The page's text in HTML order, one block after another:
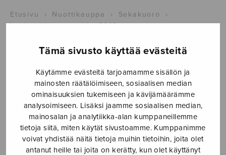
Tämä sivusto käyttää evästeitä
Käytämme evästeitä tarjoamamme sisällön ja
mainosten räätälöimiseen, sosiaalisen median
ominaisuuksien tukemiseen ja kävijämäärämme
analysoimiseen. Lisäksi jaamme sosiaalisen median,
mainosalan ja analytiikka-alan kumppaneillemme
tietoja siitä, miten käytät sivustoamme. Kumppanimme
voivat yhdistää näitä tietoja muihin tietoihin, joita olet
antanut heille tai joita on kerätty, kun olet käyttänyt
Etusivu › Nuottikauppa › Sekakuoro
›
Laulujuhlanuottivihko 2012